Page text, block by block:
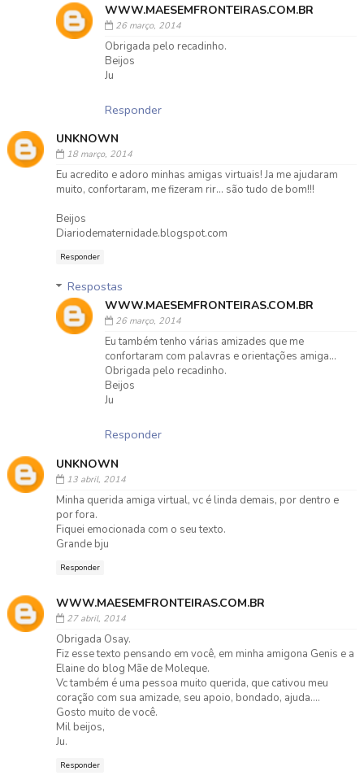
WWW.MAESEMFRONTEIRAS.COM.BR
26 março, 2014
Obrigada pelo recadinho.
Beijos
Ju
Responder
UNKNOWN
18 março, 2014
Eu acredito e adoro minhas amigas virtuais! Ja me ajudaram
muito, confortaram, me fizeram rir... são tudo de bom!!!
Beijos
Diariodematernidade.blogspot.com
Responder
Respostas
WWW.MAESEMFRONTEIRAS.COM.BR
26 março, 2014
Eu também tenho várias amizades que me
confortaram com palavras e orientações amiga...
Obrigada pelo recadinho.
Beijos
Ju
Responder
UNKNOWN
13 abril, 2014
Minha querida amiga virtual, vc é linda demais, por dentro e
por fora.
Fiquei emocionada com o seu texto.
Grande bju
Responder
WWW.MAESEMFRONTEIRAS.COM.BR
27 abril, 2014
Obrigada Osay.
Fiz esse texto pensando em você, em minha amigona Genis e a
Elaine do blog Mãe de Moleque.
Vc também é uma pessoa muito querida, que cativou meu
coração com sua amizade, seu apoio, bondado, ajuda....
Gosto muito de você.
Mil beijos,
Ju.
Responder